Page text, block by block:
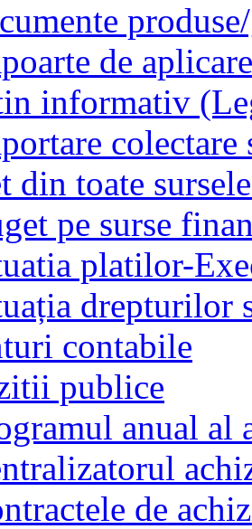
de
informativ
colectare
din toate
pe surse
platilor-
drepturilor
contabile
publice
anual
de